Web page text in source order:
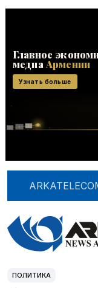
ПОЛИТИКА